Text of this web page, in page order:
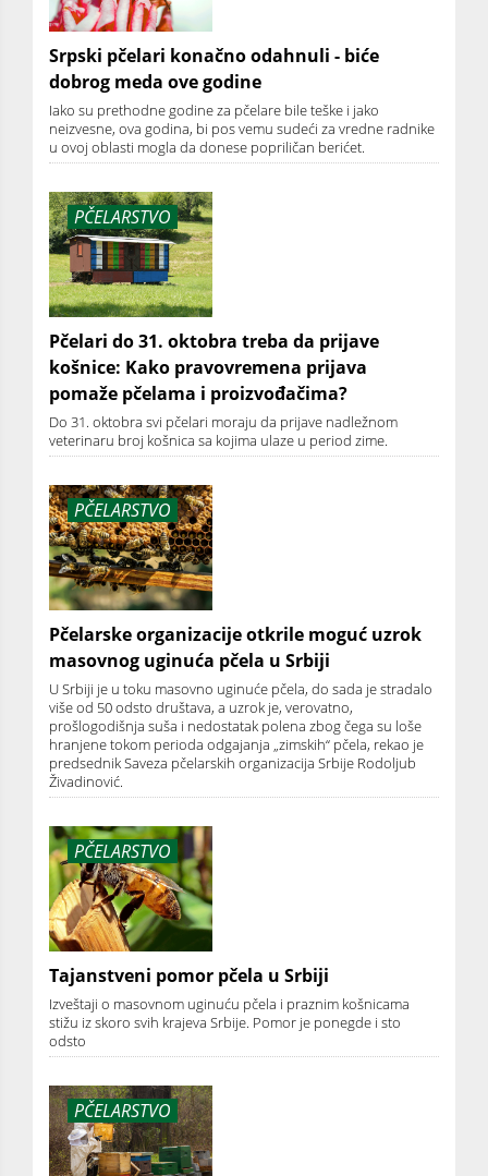
Srpski pčelari konačno odahnuli - biće
dobrog meda ove godine
Iako su prethodne godine za pčelare bile teške i jako
neizvesne, ova godina, bi pos vemu sudeći za vredne radnike
u ovoj oblasti mogla da donese popriličan berićet.
PČELARSTVO
Pčelari do 31. oktobra treba da prijave
košnice: Kako pravovremena prijava
pomaže pčelama i proizvođačima?
Do 31. oktobra svi pčelari moraju da prijave nadležnom
veterinaru broj košnica sa kojima ulaze u period zime.
PČELARSTVO
Pčelarske organizacije otkrile moguć uzrok
masovnog uginuća pčela u Srbiji
U Srbiji je u toku masovno uginuće pčela, do sada je stradalo
više od 50 odsto društava, a uzrok je, verovatno,
prošlogodišnja suša i nedostatak polena zbog čega su loše
hranjene tokom perioda odgajanja „zimskih“ pčela, rekao je
predsednik Saveza pčelarskih organizacija Srbije Rodoljub
Živadinović.
PČELARSTVO
Tajanstveni pomor pčela u Srbiji
Izveštaji o masovnom uginuću pčela i praznim košnicama
stižu iz skoro svih krajeva Srbije. Pomor je ponegde i sto
odsto
PČELARSTVO